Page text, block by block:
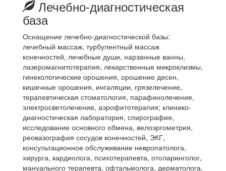
Лечебно-диагностическая
база
Оснащение лечебно-диагностической базы:
лечебный массаж, турбулентный массаж
конечностей, лечебные души, нарзанные ванны,
лазеромагнитотерапия, лекарственные микроклизмы,
гинекологические орошения, орошение десен,
кишечные орошения, ингаляции, грязелечение,
терапевтическая стоматология, парафинолечение,
электросветолечение, аэрофитотерапия; клинико-
диагностическая лаборатория, спирография,
исследование основного обмена, велоэргометрия,
реовазография сосудов конечностей, ЭКГ,
консультационное обслуживание невропатолога,
хирурга, кардиолога, психотерапевта, отоларинголог,
мануального терапевта, офтальмолога, дерматолога,